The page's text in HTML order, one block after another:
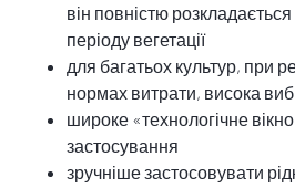
він повністю
періоду вегетації
для багатьох культур, при
нормах витрати, висока
широке «технологічне
застосування
зручніше застосовувати